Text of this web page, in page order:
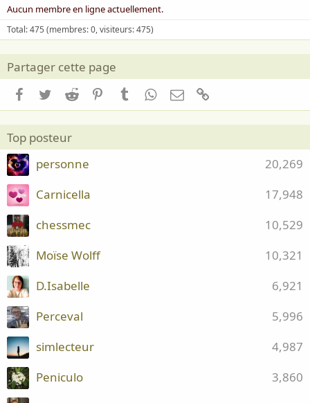
Aucun membre en ligne actuellement.
Total: 475 (membres: 0, visiteurs: 475)
Partager cette page
Facebook
TwitterReddit PinterestTumblrWhatsApp
Email
Top posteur
20,269
personne
17,948
Carnicella
10,529
chessmec
10,321
Moïse Wolff
6,921
D.Isabelle
5,996
Perceval
4,987
simlecteur
3,860
Peniculo